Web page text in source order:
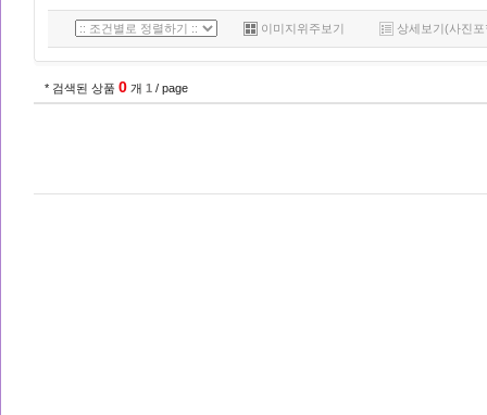
이미지위주보기 상세보기(사진
* 검색된 상품 0 개 1 / page